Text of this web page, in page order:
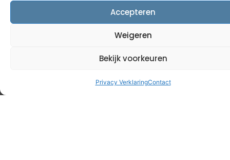
Accepteren
Weigeren
Bekijk voorkeuren
Privacy VerklaringContact
Welke soorten data zijn
er?
aankomt op websites, kan je de soorten data grofweg
Bezoekersgegevens